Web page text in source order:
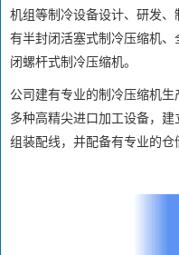
机组等制冷设备设计、研发
有半封闭活塞式制冷压缩机
闭螺杆式制冷压缩机。
公司建有专业的制冷压缩机
多种高精尖进口加工设备，
组装配线，并配备有专业的仓